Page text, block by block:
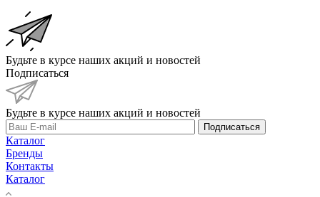
Будьте в курсе наших акций и новостей
Подписаться
Будьте в курсе наших акций и новостей
Подписаться
Каталог
Бренды
Контакты
Каталог